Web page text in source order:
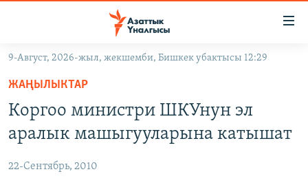
Навигацияга
өтүңүз
Издөөгө
салыңызКЫРГЫЗСТАН
ЭКОНОМИКА
ДҮЙНӨ
БОРБОР АЗИЯ
УКРАИНА
АТАЙЫН ИЛИКТӨӨ
9-Август, 2026-жыл, жекшемби, Бишкек убактысы 12:29
ЖАҢЫЛЫКТАР
Коргоо министри ШКУнун эл
аралык машыгууларына катышат
22-Сентябрь, 2010